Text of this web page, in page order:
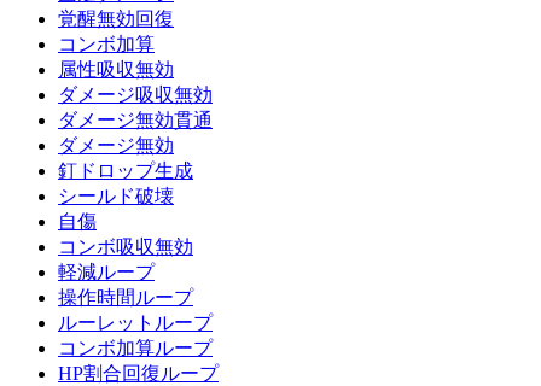
覚醒無効回復
コンボ加算
属性吸収無効
ダメージ吸収無効
ダメージ無効貫通
ダメージ無効
釘ドロップ生成
シールド破壊
自傷
コンボ吸収無効
軽減ループ
操作時間ループ
ルーレットループ
コンボ加算ループ
HP割合回復ループ